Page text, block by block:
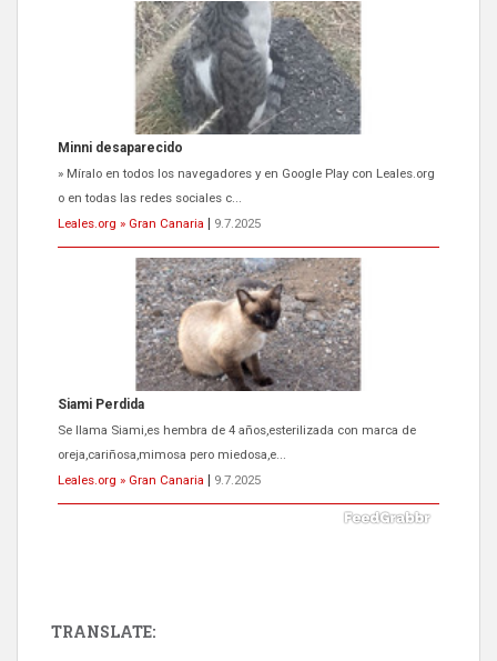
Minni desaparecido
» Míralo en todos los navegadores y en Google Play con Leales.org
o en todas las redes sociales c...
Leales.org » Gran Canaria
9.7.2025
Siami Perdida
Se llama Siami,es hembra de 4 años,esterilizada con marca de
oreja,cariñosa,mimosa pero miedosa,e...
Leales.org » Gran Canaria
9.7.2025
TRANSLATE: